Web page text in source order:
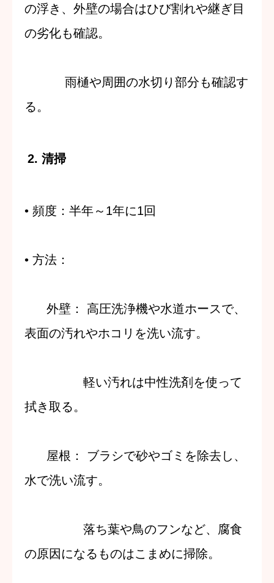
の浮き、外壁の場合はひび割れや継ぎ目
の劣化も確認。
雨樋や周囲の水切り部分も確認す
る。
2. 清掃
• 頻度 ：半年～1年に1回
• 方法 ：
外壁 ：
高圧洗浄機や水道ホースで、
表面の汚れやホコリを洗い流す。
軽い汚れは中性洗剤を使って
拭き取る。
屋根 ： ブラシで砂やゴミを除去し、
水で洗い流す。
落ち葉や鳥のフンなど、腐食
の原因になるものはこまめに掃除。